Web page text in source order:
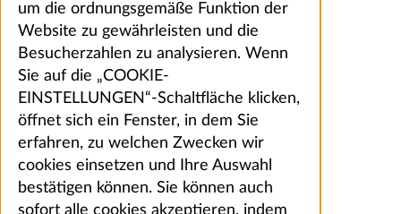
um die ordnungsgemäße Funktion der
Website zu gewährleisten und die
Besucherzahlen zu analysieren. Wenn
Sie auf die „COOKIE-
EINSTELLUNGEN“-Schaltfläche klicken,
öffnet sich ein Fenster, in dem Sie
erfahren, zu welchen Zwecken wir
cookies einsetzen und Ihre Auswahl
bestätigen können. Sie können auch
sofort alle cookies akzeptieren, indem